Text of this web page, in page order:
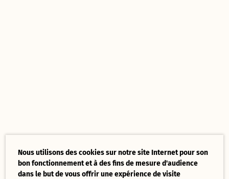
Nous utilisons des cookies sur notre site Internet pour son
bon fonctionnement et à des fins de mesure d'audience
dans le but de vous offrir une expérience de visite